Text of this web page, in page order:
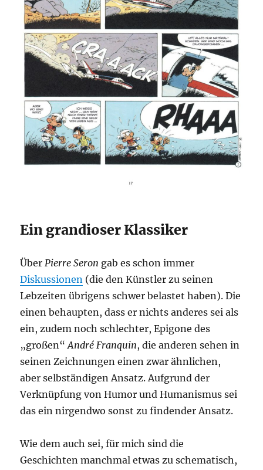
Ein grandioser Klassiker
Über Pierre Seron gab es schon immer
Diskussionen (die den Künstler zu seinen
Lebzeiten übrigens schwer belastet haben). Die
einen behaupten, dass er nichts anderes sei als
ein, zudem noch schlechter, Epigone des
„großen“André Franquin, die anderen sehen in
seinen Zeichnungen einen zwar ähnlichen,
aber selbständigen Ansatz. Aufgrund der
Verknüpfung von Humor und Humanismus sei
das ein nirgendwo sonst zu findender Ansatz.
Wie dem auch sei, für mich sind die
Geschichten manchmal etwas zu schematisch,